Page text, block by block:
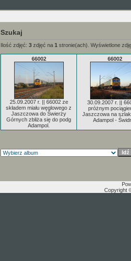
Szukaj
Ilość zdjęć: 3 zdjęć na 1 stronie(ach). Wyświetlone
66002
25.09.2007 r. || 66002 ze
składem miału węglowego z
Jaszczowa do Świerży
Górnych zbliża się do podg
Adampol.
66002
30.09.2007 r. ||
próżnym
Jaszczowa na
Adampol -
Copyright